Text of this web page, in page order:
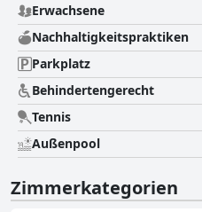
Erwachsene
Nachhaltigkeitspraktiken
Parkplatz
Behindertengerecht
Tennis
Außenpool
Zimmerkategorien